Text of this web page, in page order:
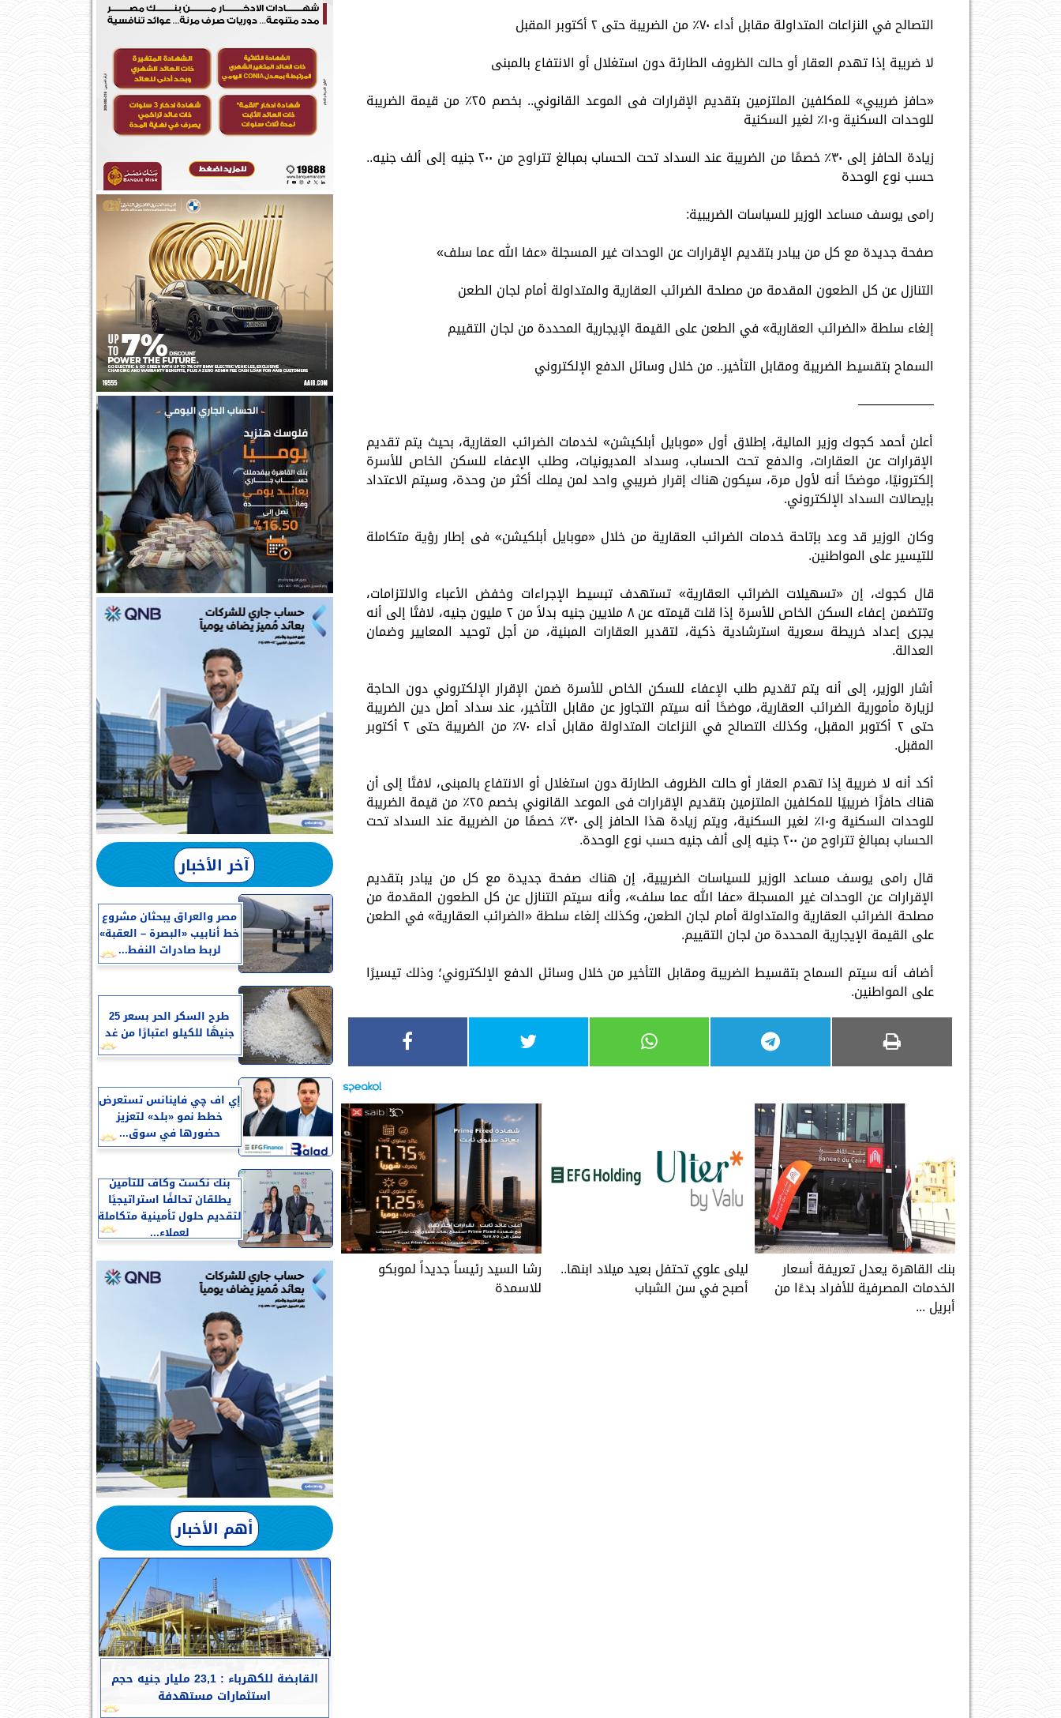
التصالح في النزاعات المتداولة مقابل أداء ٧٠٪ من الضريبة حتى ٢ أكتوبر المقبل
لا ضريبة إذا تهدم العقار أو حالت الظروف الطارئة دون استغلال أو الانتفاع بالمبنى
«حافز ضريبي» للمكلفين الملتزمين بتقديم الإقرارات فى الموعد القانوني.. بخصم ٢٥٪ من قيمة الضريبة
للوحدات السكنية و١٠٪ لغير السكنية
زيادة الحافز إلى ٣٠٪ خصمًا من الضريبة عند السداد تحت الحساب بمبالغ تتراوح من ٢٠٠ جنيه إلى ألف جنيه..
حسب نوع الوحدة
رامى يوسف مساعد الوزير للسياسات الضريبية:
صفحة جديدة مع كل من يبادر بتقديم الإقرارات عن الوحدات غير المسجلة «عفا الله عما سلف»
التنازل عن كل الطعون المقدمة من مصلحة الضرائب العقارية والمتداولة أمام لجان الطعن
إلغاء سلطة «الضرائب العقارية» في الطعن على القيمة الإيجارية المحددة من لجان التقييم
السماح بتقسيط الضريبة ومقابل التأخير.. من خلال وسائل الدفع الإلكتروني
——————
أعلن أحمد كجوك وزير المالية، إطلاق أول «موبايل أبلكيشن» لخدمات الضرائب العقارية، بحيث يتم تقديم
الإقرارات عن العقارات، والدفع تحت الحساب، وسداد المديونيات، وطلب الإعفاء للسكن الخاص للأسرة
إلكترونيًا، موضحًا أنه لأول مرة، سيكون هناك إقرار ضريبي واحد لمن يملك أكثر من وحدة، وسيتم الاعتداد
بإيصالات السداد الإلكتروني.
وكان الوزير قد وعد بإتاحة خدمات الضرائب العقارية من خلال «موبايل أبلكيشن» فى إطار رؤية متكاملة
للتيسير على المواطنين.
قال كجوك، إن «تسهيلات الضرائب العقارية» تستهدف تبسيط الإجراءات وخفض الأعباء والالتزامات،
وتتضمن إعفاء السكن الخاص للأسرة إذا قلت قيمته عن ٨ ملايين جنيه بدلاً من ٢ مليون جنيه، لافتًا إلى أنه
يجرى إعداد خريطة سعرية استرشادية ذكية، لتقدير العقارات المبنية، من أجل توحيد المعايير وضمان
العدالة.
أشار الوزير، إلى أنه يتم تقديم طلب الإعفاء للسكن الخاص للأسرة ضمن الإقرار الإلكتروني دون الحاجة
لزيارة مأمورية الضرائب العقارية، موضحًا أنه سيتم التجاوز عن مقابل التأخير، عند سداد أصل دين الضريبة
حتى ٢ أكتوبر المقبل، وكذلك التصالح في النزاعات المتداولة مقابل أداء ٧٠٪ من الضريبة حتى ٢ أكتوبر
المقبل.
أكد أنه لا ضريبة إذا تهدم العقار أو حالت الظروف الطارئة دون استغلال أو الانتفاع بالمبنى، لافتًا إلى أن
هناك حافزًا ضريبيًا للمكلفين الملتزمين بتقديم الإقرارات فى الموعد القانوني بخصم ٢٥٪ من قيمة الضريبة
للوحدات السكنية و١٠٪ لغير السكنية، ويتم زيادة هذا الحافز إلى ٣٠٪ خصمًا من الضريبة عند السداد تحت
الحساب بمبالغ تتراوح من ٢٠٠ جنيه إلى ألف جنيه حسب نوع الوحدة.
قال رامى يوسف مساعد الوزير للسياسات الضريبية، إن هناك صفحة جديدة مع كل من يبادر بتقديم
الإقرارات عن الوحدات غير المسجلة «عفا الله عما سلف»، وأنه سيتم التنازل عن كل الطعون المقدمة من
مصلحة الضرائب العقارية والمتداولة أمام لجان الطعن، وكذلك إلغاء سلطة «الضرائب العقارية» في الطعن
على القيمة الإيجارية المحددة من لجان التقييم.
أضاف أنه سيتم السماح بتقسيط الضريبة ومقابل التأخير من خلال وسائل الدفع الإلكتروني؛ وذلك تيسيرًا
على المواطنين.
بنك القاهرة يعدل تعريفة أسعار
الخدمات المصرفية للأفراد بدءًا من
أبريل ...
ليلى علوي تحتفل بعيد ميلاد ابنها..
أصبح في سن الشباب
رشا السيد رئيساً جديداً لموبكو
للاسمدة
آخر الأخبار
مصر والعراق يبحثان مشروع
خط أنابيب «البصرة – العقبة»
لربط صادرات النفط...
طرح السكر الحر بسعر 25
جنيهًا للكيلو اعتبارًا من غد
إي اف چي فاينانس تستعرض
خطط نمو «بلد» لتعزيز
حضورها في سوق...
بنك نكست وكاف للتأمين
يطلقان تحالفًا استراتيجيًا
لتقديم حلول تأمينية متكاملة
لعملاء...
أهم الأخبار
القابضة للكهرباء : 23,1 مليار جنيه حجم
استثمارات مستهدفة